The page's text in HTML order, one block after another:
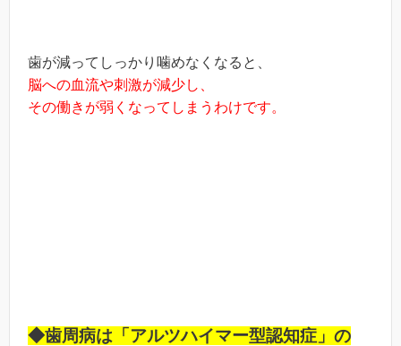
歯が減ってしっかり噛めなくなると、
脳への血流や刺激が減少し、
その働きが弱くなってしまうわけです。
◆歯周病は「アルツハイマー型認知症」の